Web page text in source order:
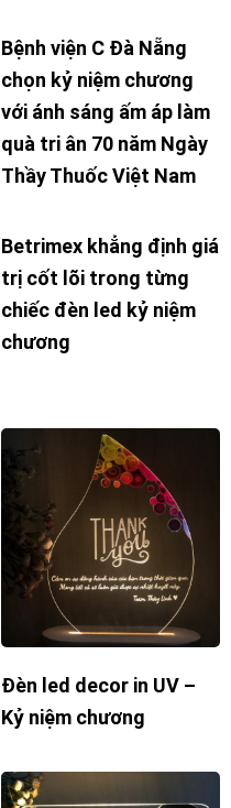
Bệnh viện C Đà Nẵng
chọn kỷ niệm chương
với ánh sáng ấm áp làm
quà tri ân 70 năm Ngày
Thầy Thuốc Việt Nam
Betrimex khẳng định giá
trị cốt lõi trong từng
chiếc đèn led kỷ niệm
chương
Đèn led decor in UV –
Kỷ niệm chương